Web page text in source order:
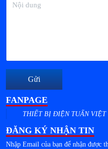
Gửi
FANPAGE
THIẾT BỊ ĐIỆN TUẤN VIỆT
ĐĂNG KÝ NHẬN TIN
Nhập Email của bạn để nhận được